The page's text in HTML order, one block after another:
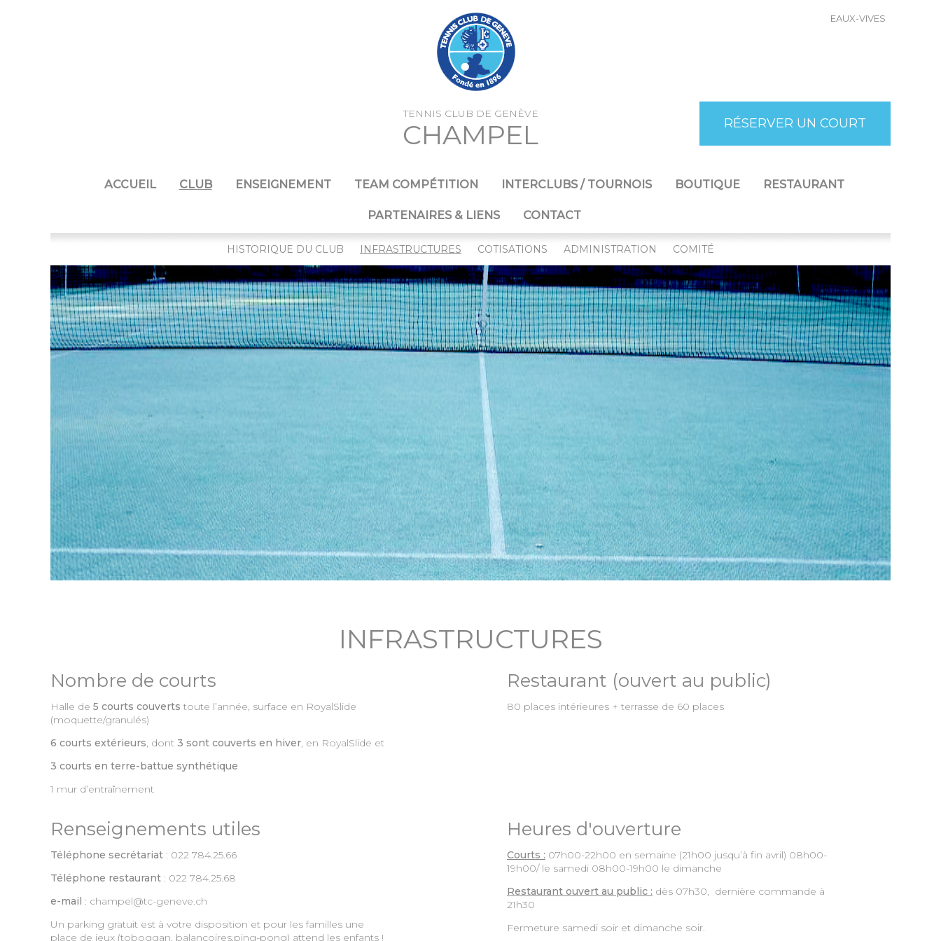
TENNIS CLUB DE GENÈVE
CHAMPEL
EAUX-VIVES
RÉSERVER UN COURT
ACCUEIL CLUB ENSEIGNEMENT TEAM COMPÉTITION INTERCLUBS / TOURNOIS BOUTIQUE RESTAURANT
PARTENAIRES & LIENS CONTACT
HISTORIQUE DU CLUB INFRASTRUCTURES COTISATIONS ADMINISTRATION COMITÉ
INFRASTRUCTURES
Nombre de courts
Halle de 5 courts couverts toute l’année, surface en RoyalSlide
(moquette/granulés)
6 courts extérieurs, dont 3 sont couverts en hiver, en RoyalSlide et
3 courts en terre-battue synthétique
1 mur d’entraînement
Restaurant (ouvert au public)
80 places intérieures + terrasse de 60 places
Renseignements utiles
Téléphone secrétariat : 022 784.25.66
Téléphone restaurant : 022 784.25.68
e-mail : champel@tc-geneve.ch
Un parking gratuit est à votre disposition et pour les familles une
place de jeux (toboggan, balançoires,ping-pong) attend les enfants !
Heures d'ouverture
Courts : 07h00-22h00 en semaine (21h00 jusqu’à fin avril) 08h00-
19h00/ le samedi 08h00-19h00 le dimanche
Restaurant ouvert au public : dès 07h30, dernière commande à
21h30
Fermeture samedi soir et dimanche soir.